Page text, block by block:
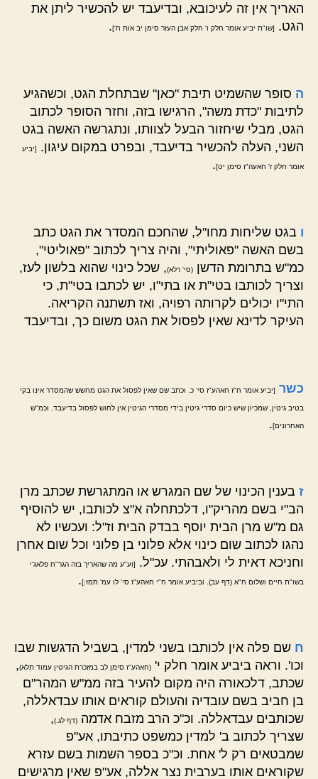
האריך אין זה לעיכובא, ובדיעבד יש להכשיר ליתן את
הגט.
[שו"ת יביע אומר חלק ו' חלק אבן העזר סימן יב אות ח'].
ה סופר שהשמיט תיבת "כאן" שבתחלת הגט, וכשהגיע
לתיבות "כדת משה", הרגישו בזה, וחזר הסופר לכתוב
הגט, מבלי שיחזור הבעל לצוותו, ונתגרשה האשה בגט
השני, העלה להכשיר בדיעבד, ובפרט במקום עיגון.
[יביע
אומר חלק ז' חאעה"ז סימן יט].
ו בגט שליחות מחו"ל, שהחכם המסדר את הגט כתב
בשם האשה "פאוליתי", והיה צריך לכתוב "פאוליטי",
כמ"ש בתרומת הדשן (סי' רלא), שכל כינוי שהוא בלשון לעז,
וצריך לכותבו בטי"ת או בתי"ו, יש לכתבו בטי"ת, כי
התי"ו יכולים לקרותה רפויה, ואז תשתנה הקריאה.
העיקר לדינא שאין לפסול את הגט משום כך, ובדיעבד
כשר [יביע אומר ח"ז חאהע"ז סי' כ. וכתב שם שאין לפסול את הגט מחשש שהמסדר אינו בקי
בטיב גיטין, שמכיון שיש כיום סדרי גיטין בידי מסדרי הגיטין אין לחוש לפסול בדיעבד. וכמ"ש
האחרונים].
ז בענין הכינוי של שם המגרש או המתגרשת שכתב מרן
הב"י בשם מהריק"ו, דלכתחלה א"צ לכותבו, יש להוסיף
גם מ"ש מרן הבית יוסף בבדק הבית וז"ל: ועכשיו לא
נהגו לכתוב שום כינוי אלא פלוני בן פלוני וכל שום אחרן
וחניכא דאית לי ולאבהתי. עכ"ל.
[וע"ע מה שהאריך בזה הגר"ח פלאג'י
בשו"ת חיים ושלום ח"א (דף עב). וביביע אומר ח"י חאהע"ז סי' לו עמ' תמז:].
ח שם פלה אין לכותבו בשני למדין, בשביל הדגשות שבו
וכו'. וראה ביביע אומר חלק י' (חאהע"ז סימן לב במזכרת הגיטין עמוד תלא),
שכתב, דלכאורה היה מקום להעיר בזה ממ"ש המהר"ם
בן חביב בשם עובדיה והעולם קוראים אותו עבדאללה,
שכותבים עבדאללה. וכ"כ הרב מזבח אדמה (דף לג.),
שצריך לכתוב ב' למדין כמשפט כתיבתו, אע"פ
שמבטאים רק ל' אחת. וכ"כ בספר השמות בשם עזרא
שקוראים אותו בערבית נצר אללה, אע"פ שאין מרגישים